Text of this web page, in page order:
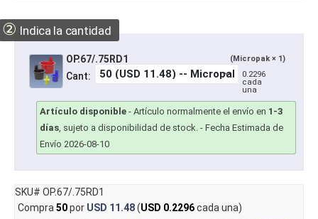
② Indica la cantidad
OP.67/.75RD1 (Micropak × 1)
Cant:
0.2296
cada
una
Artículo disponible - Artículo normalmente el envío en 1-3
días, sujeto a disponibilidad de stock. - Fecha Estimada de
Envío 2026-08-10
SKU# OP.67/.75RD1
Compra 50por USD 11.48(USD 0.2296cada una)